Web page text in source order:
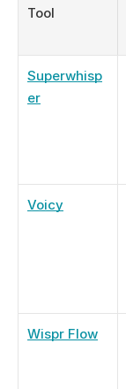
Tool
Superwhisp
er
Voicy
Wispr Flow